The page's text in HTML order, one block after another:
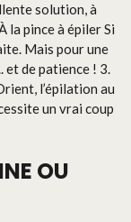
solution, à
la pince à épiler Si
Mais pour une
et de patience ! 3.
l’épilation au
un vrai coup
OU